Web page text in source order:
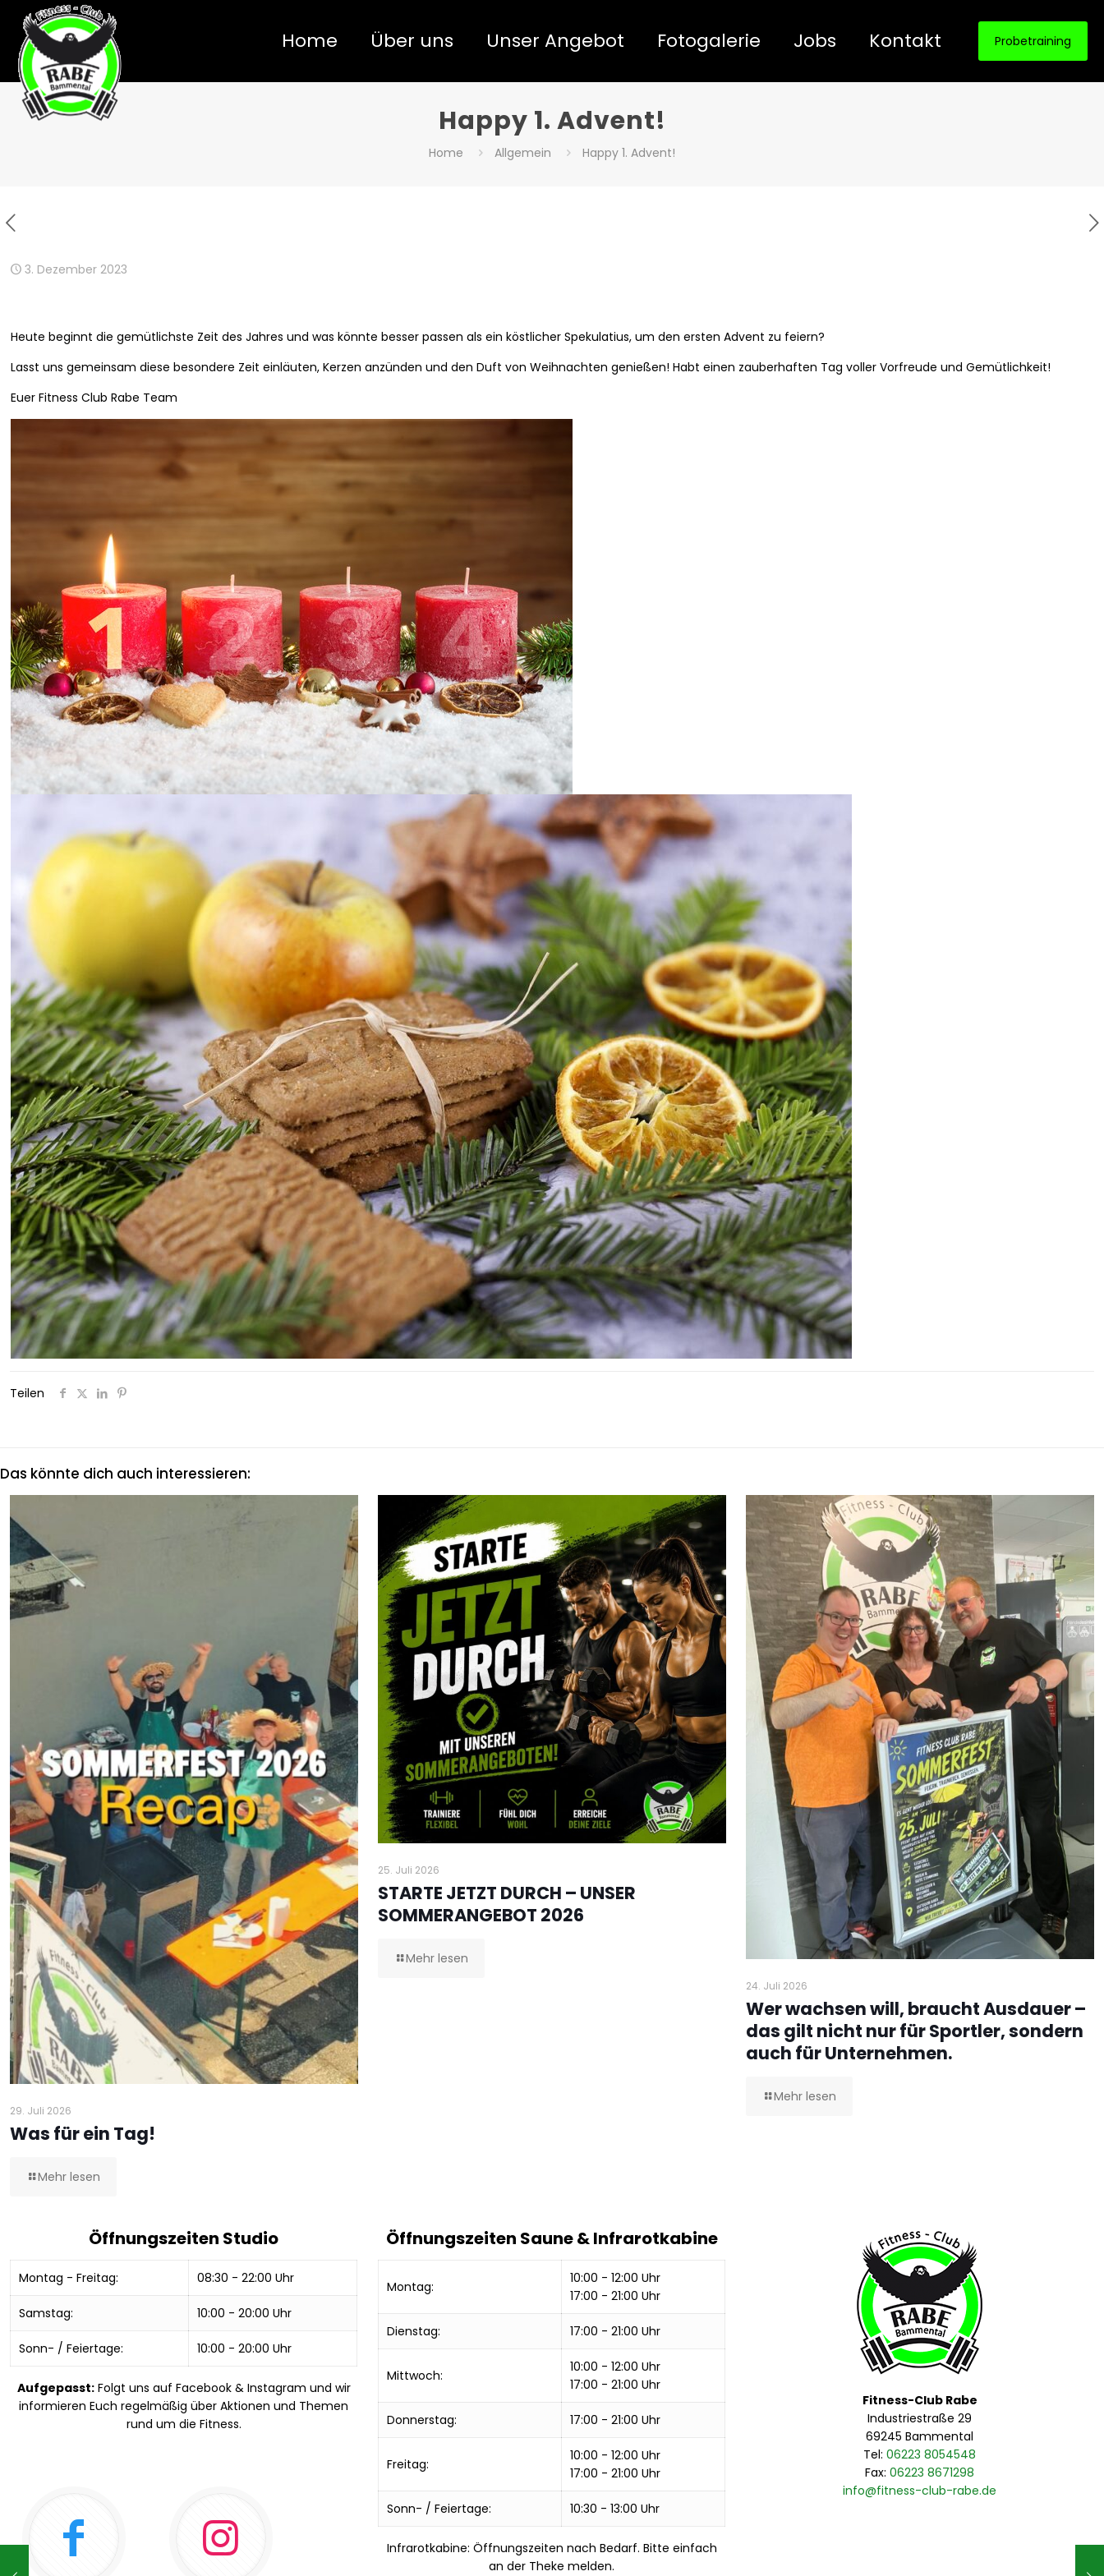
Home Über uns Unser Angebot Fotogalerie Jobs Kontakt Probetraining
Happy 1. Advent!
Home Allgemein Happy 1. Advent!
3. Dezember 2023
Heute beginnt die gemütlichste Zeit des Jahres und was könnte besser passen als ein köstlicher Spekulatius, um den ersten Advent zu feiern?
Lasst uns gemeinsam diese besondere Zeit einläuten, Kerzen anzünden und den Duft von Weihnachten genießen! Habt einen zauberhaften Tag voller Vorfreude und Gemütlichkeit!
Euer Fitness Club Rabe Team
Teilen
Das könnte dich auch interessieren:
29. Juli 2026
Was für ein Tag!
Mehr lesen
25. Juli 2026
STARTE JETZT DURCH – UNSER
SOMMERANGEBOT 2026
Mehr lesen
24. Juli 2026
Wer wachsen will, braucht Ausdauer –
das gilt nicht nur für Sportler, sondern
auch für Unternehmen.
Mehr lesen
Öffnungszeiten Studio
Montag - Freitag: 08:30 - 22:00 Uhr
Samstag: 10:00 - 20:00 Uhr
Sonn- / Feiertage: 10:00 - 20:00 Uhr
Aufgepasst:Folgt uns auf Facebook & Instagram und wir
informieren Euch regelmäßig über Aktionen und Themen
rund um die Fitness.
Öffnungszeiten Saune & Infrarotkabine
Montag:
10:00 - 12:00 Uhr
17:00 - 21:00 Uhr
Dienstag: 17:00 - 21:00 Uhr
Mittwoch:
10:00 - 12:00 Uhr
17:00 - 21:00 Uhr
Donnerstag: 17:00 - 21:00 Uhr
Freitag:
10:00 - 12:00 Uhr
17:00 - 21:00 Uhr
Sonn- / Feiertage: 10:30 - 13:00 Uhr
Infrarotkabine: Öffnungszeiten nach Bedarf. Bitte einfach
an der Theke melden.
Fitness-Club Rabe
Industriestraße 29
69245 Bammental
Tel:06223 8054548
Fax:06223 8671298
info@fitness-club-rabe.de